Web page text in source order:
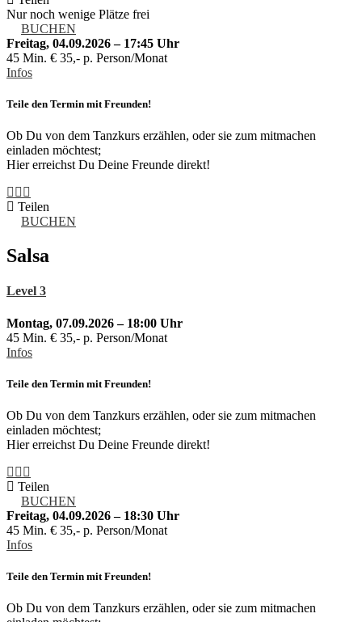
Nur noch wenige Plätze frei
BUCHEN
Freitag, 04.09.2026 – 17:45 Uhr
45 Min. € 35,- p. Person/Monat
Infos
Teile den Termin mit Freunden!
Ob Du von dem Tanzkurs erzählen, oder sie zum mitmachen
einladen möchtest;
Hier erreichst Du Deine Freunde direkt!
Teilen
BUCHEN
Salsa
Level 3
Montag, 07.09.2026 – 18:00 Uhr
45 Min. € 35,- p. Person/Monat
Infos
Teile den Termin mit Freunden!
Ob Du von dem Tanzkurs erzählen, oder sie zum mitmachen
einladen möchtest;
Hier erreichst Du Deine Freunde direkt!
Teilen
BUCHEN
Freitag, 04.09.2026 – 18:30 Uhr
45 Min. € 35,- p. Person/Monat
Infos
Teile den Termin mit Freunden!
Ob Du von dem Tanzkurs erzählen, oder sie zum mitmachen